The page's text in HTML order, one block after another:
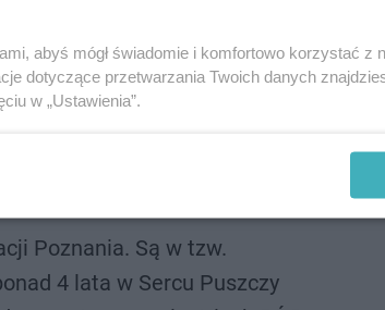
miasta. Bogu dziękuję za ponad
Niech BÓG błogosławi moim
Poznania. Są w tzw.
4 lata w Sercu Puszczy
abyś mógł świadomie i komfortowo korzystać z
dotyczące przetwarzania Twoich danych
w „Ustawienia”.